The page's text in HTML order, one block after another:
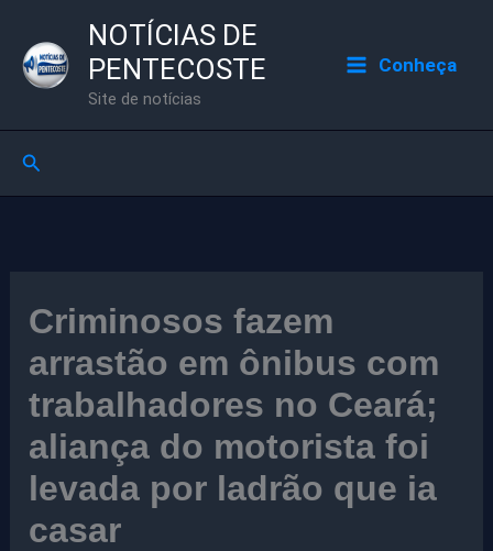
para
NOTÍCIAS DE
PENTECOSTE
Site de notícias
Conheça
Pesquisar
Criminosos fazem
arrastão em ônibus com
trabalhadores no Ceará;
aliança do motorista foi
levada por ladrão que ia
casar